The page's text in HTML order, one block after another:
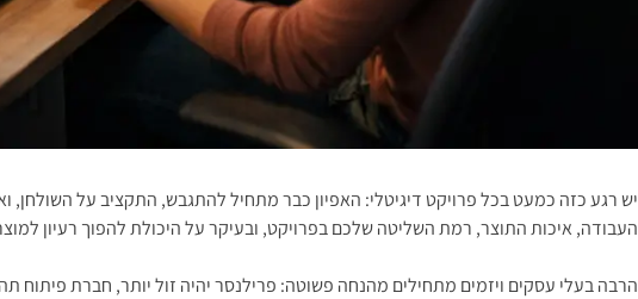
יש רגע כזה כמעט בכל פרויקט דיגיטלי: האפיון כבר מתחיל להתגבש, התקציב על
העבודה, איכות התוצר, רמת השליטה שלכם בפרויקט, ובעיקר על היכולת להפוך רעיון
הרבה בעלי עסקים ויזמים מתחילים מהנחה פשוטה: פרילנסר יהיה זול יותר, חברת